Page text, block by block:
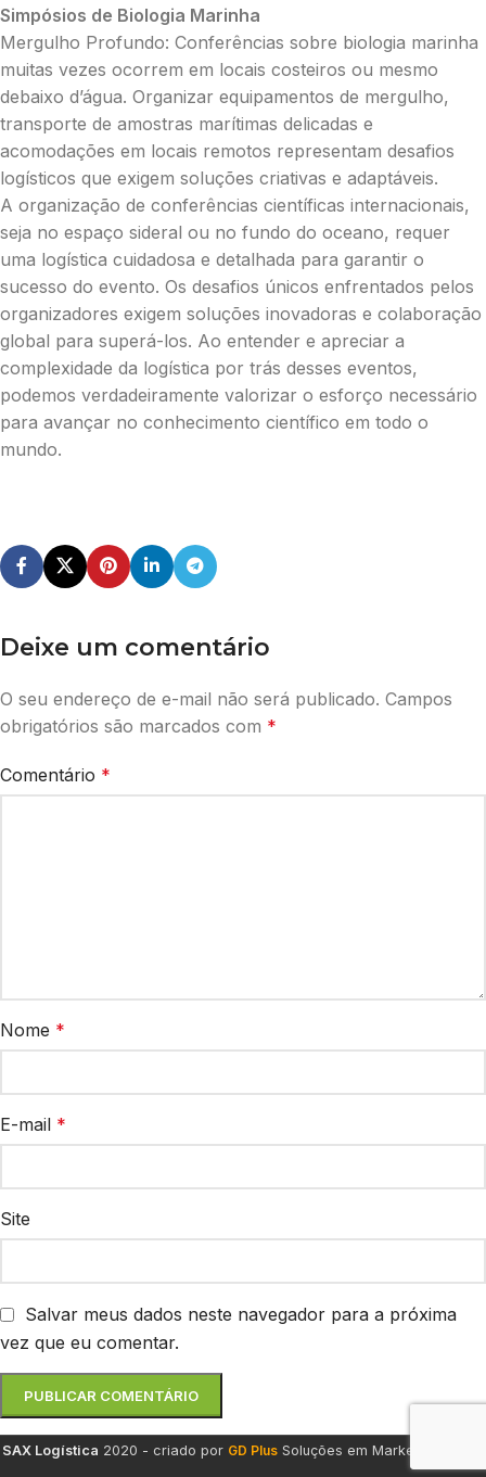
Simpósios de Biologia Marinha
Mergulho Profundo: Conferências sobre biologia marinha
muitas vezes ocorrem em locais costeiros ou mesmo
debaixo d’água. Organizar equipamentos de mergulho,
transporte de amostras marítimas delicadas e
acomodações em locais remotos representam desafios
logísticos que exigem soluções criativas e adaptáveis.
A organização de conferências científicas internacionais,
seja no espaço sideral ou no fundo do oceano, requer
uma logística cuidadosa e detalhada para garantir o
sucesso do evento. Os desafios únicos enfrentados pelos
organizadores exigem soluções inovadoras e colaboração
global para superá-los. Ao entender e apreciar a
complexidade da logística por trás desses eventos,
podemos verdadeiramente valorizar o esforço necessário
para avançar no conhecimento científico em todo o
mundo.
Deixe um comentário
O seu endereço de e-mail não será publicado. Campos
obrigatórios são marcados com *
Comentário *
Nome *
E-mail *
Site
Salvar meus dados neste navegador para a próxima
vez que eu comentar.
SAX Logística 2020 - criado por GD Plus Soluções em Marketing Digital